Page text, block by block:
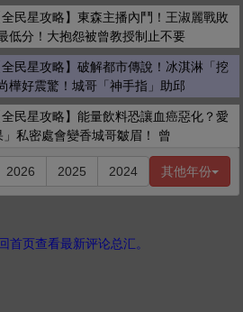
全民星攻略】東森主播內鬥！王淑麗戰敗
低分！大抱怨被曾教授制止不要
全民星攻略】破解都市傳說！冰淇淋「挖
樺好震驚！城哥「神手指」助邱
全民星攻略】能量飲料恐讓血癌惡化？愛
私密處會變香城哥皺眉！ 曾
2026 2025 2024 其他年份
首页查看最新评论总汇。